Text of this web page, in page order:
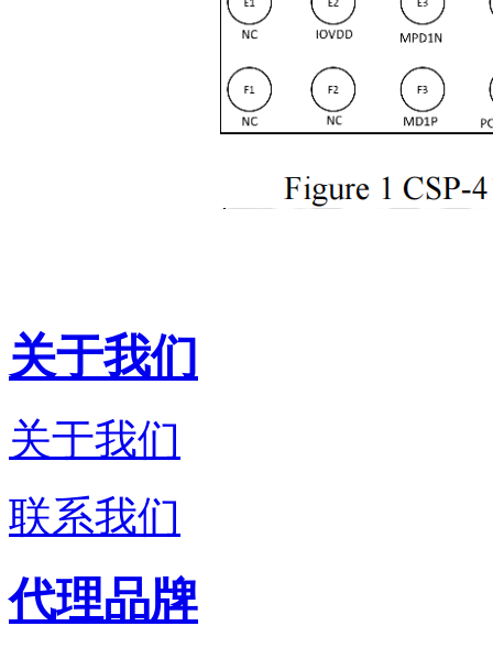
关于我们
关于我们
联系我们
代理品牌